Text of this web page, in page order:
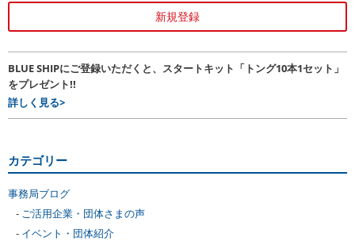
新規登録
BLUE SHIPにご登録いただくと、スタートキット「トング10本1セット」
をプレゼント!!
詳しく見る>
カテゴリー
事務局ブログ
ご活用企業・団体さまの声
イベント・団体紹介